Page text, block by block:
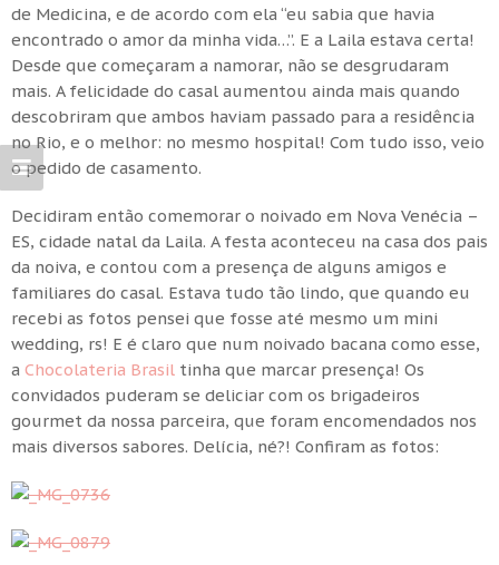
de Medicina, e de acordo com ela “eu sabia que havia
encontrado o amor da minha vida…”. E a Laila estava certa!
Desde que começaram a namorar, não se desgrudaram
mais. A felicidade do casal aumentou ainda mais quando
descobriram que ambos haviam passado para a residência
no Rio, e o melhor: no mesmo hospital! Com tudo isso, veio
o pedido de casamento.
Decidiram então comemorar o noivado em Nova Venécia –
ES, cidade natal da Laila. A festa aconteceu na casa dos pais
da noiva, e contou com a presença de alguns amigos e
familiares do casal. Estava tudo tão lindo, que quando eu
recebi as fotos pensei que fosse até mesmo um mini
wedding, rs! E é claro que num noivado bacana como esse,
a Chocolateria Brasil tinha que marcar presença! Os
convidados puderam se deliciar com os brigadeiros
gourmet da nossa parceira, que foram encomendados nos
mais diversos sabores. Delícia, né?! Confiram as fotos: